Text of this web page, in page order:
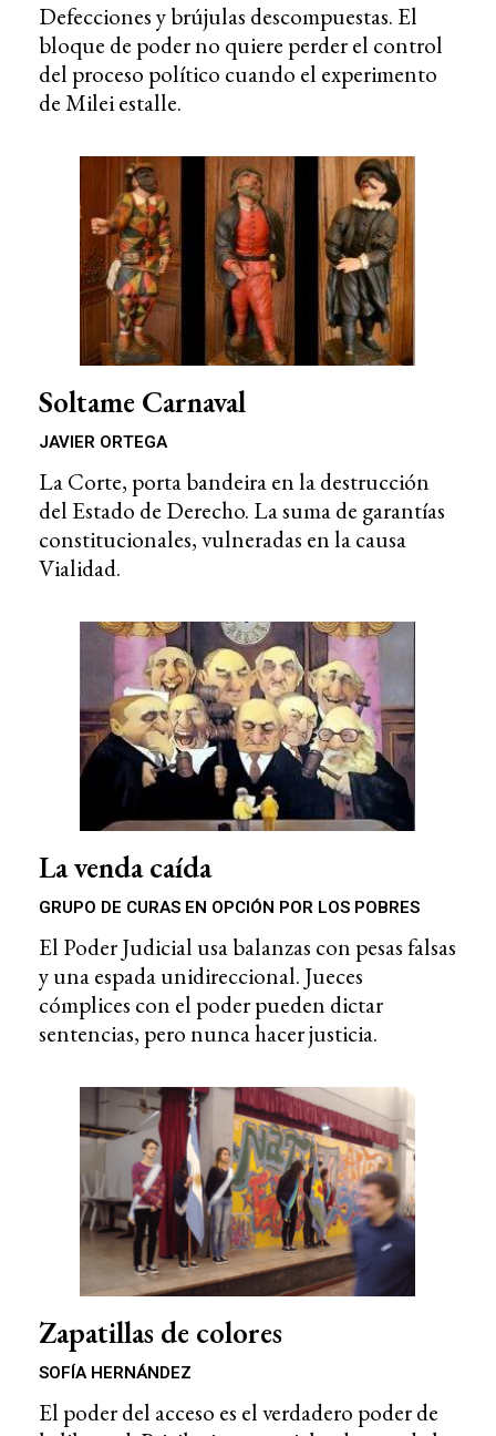
Defecciones y brújulas descompuestas. El
bloque de poder no quiere perder el control
del proceso político cuando el experimento
de Milei estalle.
Soltame Carnaval
JAVIER ORTEGA
La Corte, porta bandeira en la destrucción
del Estado de Derecho. La suma de garantías
constitucionales, vulneradas en la causa
Vialidad.
La venda caída
GRUPO DE CURAS EN OPCIÓN POR LOS POBRES
El Poder Judicial usa balanzas con pesas falsas
y una espada unidireccional. Jueces
cómplices con el poder pueden dictar
sentencias, pero nunca hacer justicia.
Zapatillas de colores
SOFÍA HERNÁNDEZ
El poder del acceso es el verdadero poder de